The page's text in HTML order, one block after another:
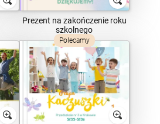
Prezent na zakończenie roku
szkolnego
Polecamy